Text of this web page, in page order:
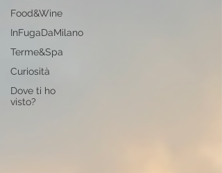
Food&Wine
InFugaDaMilano
Terme&Spa
Curiosità
Dove ti ho
visto?